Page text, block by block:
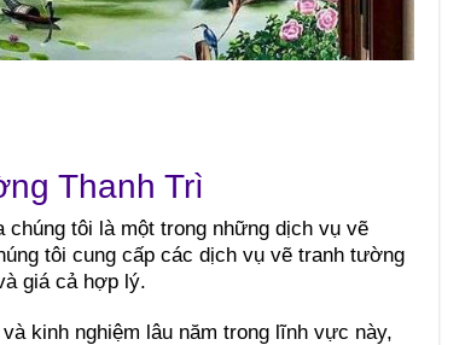
Thanh Trì
tôi là một trong những dịch vụ vẽ
tôi cung cấp các dịch vụ vẽ tranh tường
giá cả hợp lý.
kinh nghiệm lâu năm trong lĩnh vực này,